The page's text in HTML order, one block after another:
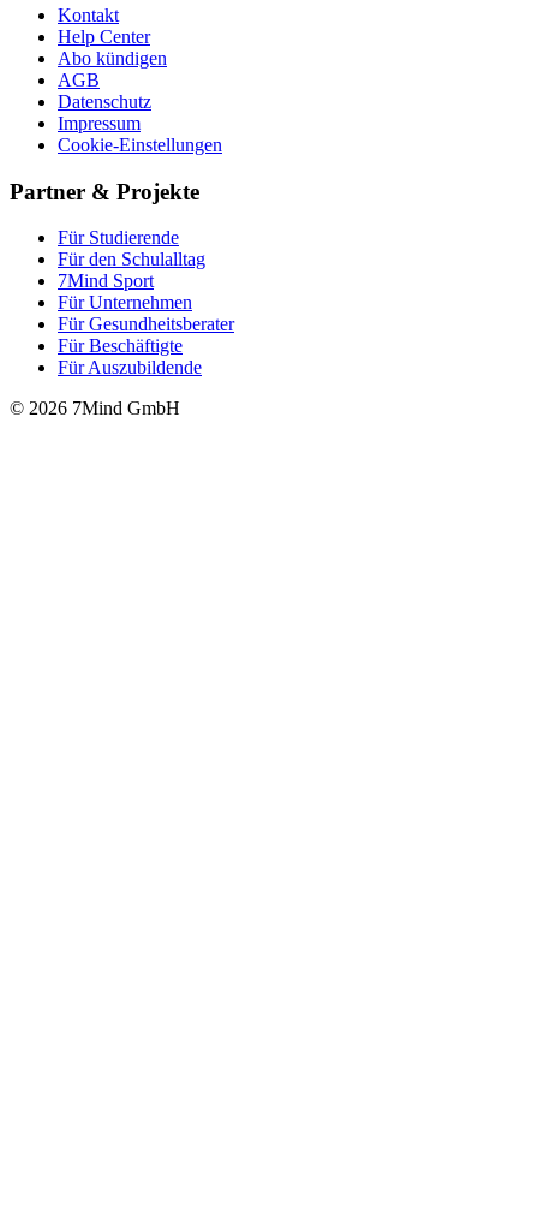
Kontakt
Help Center
Abo kündigen
AGB
Datenschutz
Impressum
Cookie-Einstellungen
Partner & Projekte
Für Stu­die­rende
Für den Schulalltag
7Mind Sport
Für Unter­neh­men
Für Gesund­heits­be­ra­ter
Für Beschäftigte
Für Auszubildende
© 2026 7Mind GmbH